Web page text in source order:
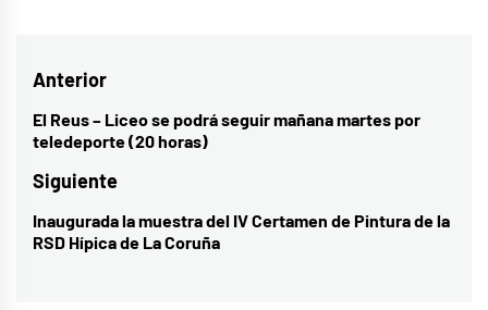
Navegación
de
entradas
Anterior
Entrada
anterior:
El Reus – Liceo se podrá seguir mañana martes por
teledeporte (20 horas)
Siguiente
Entrada
siguiente:
Inaugurada la muestra del IV Certamen de Pintura de la
RSD Hípica de La Coruña